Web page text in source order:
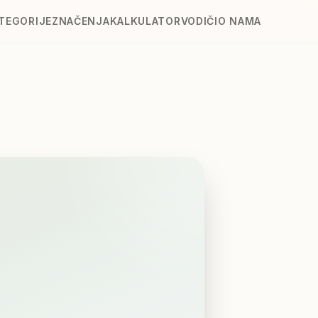
ZNAČENJAKALKULATORVODIČIO NAMA